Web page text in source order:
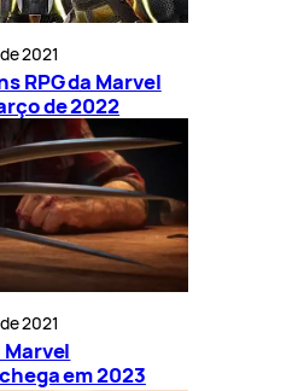
2021
RPG da Marvel
de 2022
2021
Marvel
em 2023